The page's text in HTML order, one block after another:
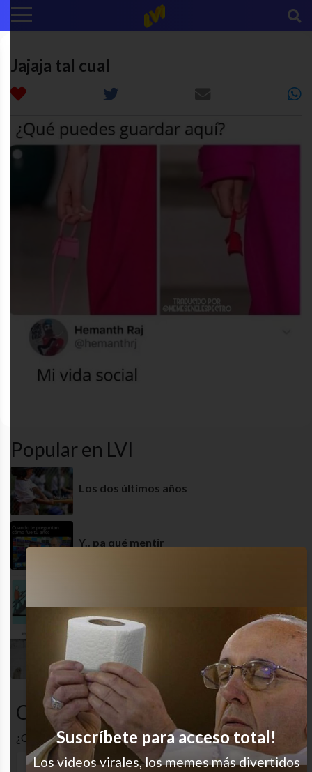
Jajaja tal cual
Popular en LVI
Los dos últimos años
Y.. pa qué mentir
Ay la carita
Comentarios
¿Cuál es tu opinión? Comenta!
Suscríbete para acceso total!
Los videos virales, los memes más divertidos